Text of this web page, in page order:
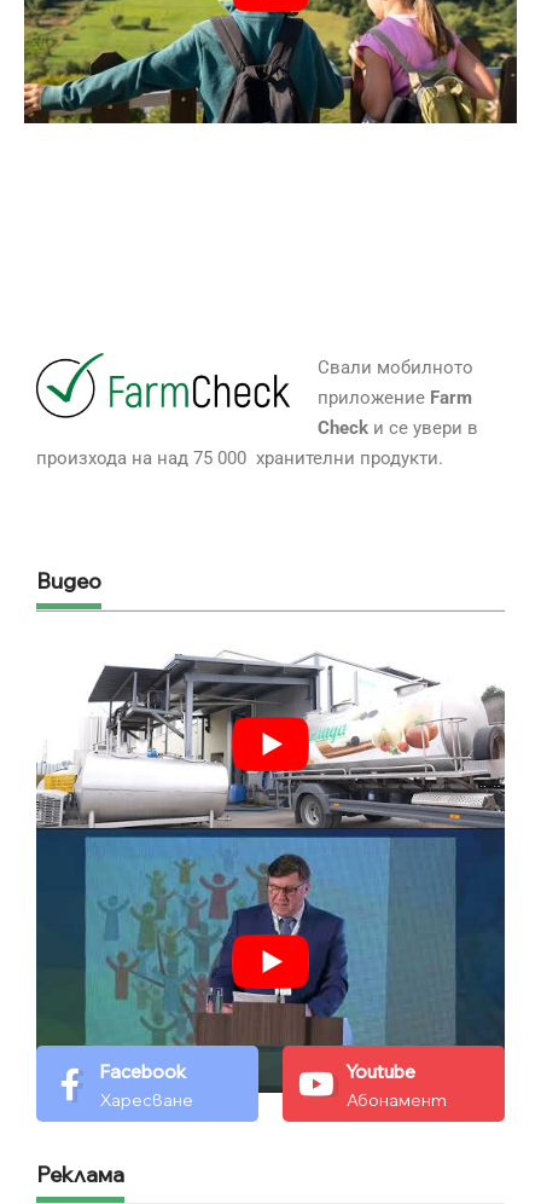
Свали мобилното
приложение Farm
Checkи се увери в
произхода на над 75 000 хранителни продукти.
Видео
Facebook
Харесване
Youtube
Абонамент
Реклама